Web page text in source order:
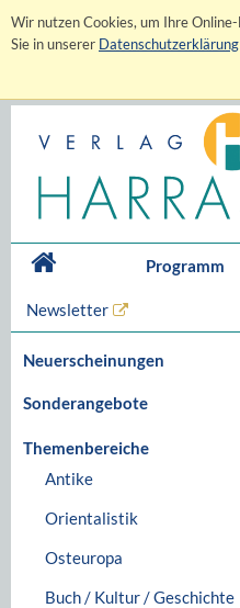
Wir nutzen Cookies, um Ihre
Sie in unserer Datenschutzerklärung
Programm
Newsletter
Neuerscheinungen
Sonderangebote
Themenbereiche
Antike
Orientalistik
Osteuropa
Buch / Kultur / Geschichte